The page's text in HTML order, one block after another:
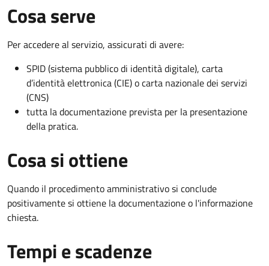
Cosa serve
Per accedere al servizio, assicurati di avere:
SPID (sistema pubblico di identità digitale), carta
d’identità elettronica (CIE) o carta nazionale dei servizi
(CNS)
tutta la documentazione prevista per la presentazione
della pratica.
Cosa si ottiene
Quando il procedimento amministrativo si conclude
positivamente si ottiene la documentazione o l'informazione
chiesta.
Tempi e scadenze